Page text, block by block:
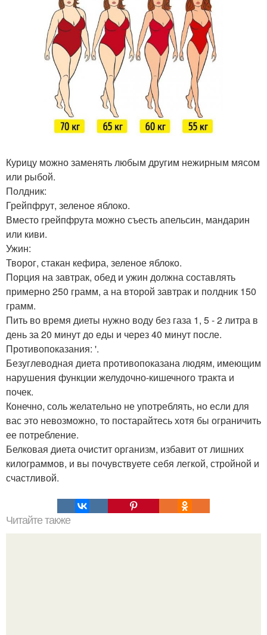
Курицу можно заменять любым другим нежирным мясом
или рыбой.
Полдник:
Грейпфрут, зеленое яблоко.
Вместо грейпфрута можно съесть апельсин, мандарин
или киви.
Ужин:
Творог, стакан кефира, зеленое яблоко.
Порция на завтрак, обед и ужин должна составлять
примерно 250 грамм, а на второй завтрак и полдник 150
грамм.
Пить во время диеты нужно воду без газа 1, 5 - 2 литра в
день за 20 минут до еды и через 40 минут после.
Противопоказания: '.
Безуглеводная диета противопоказана людям, имеющим
нарушения функции желудочно-кишечного тракта и
почек.
Конечно, соль желательно не употреблять, но если для
вас это невозможно, то постарайтесь хотя бы ограничить
ее потребление.
Белковая диета очистит организм, избавит от лишних
килограммов, и вы почувствуете себя легкой, стройной и
счастливой.
Читайте также